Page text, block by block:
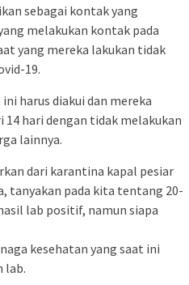
sebagai kontak yang
melakukan kontak pada
yang mereka lakukan tidak
19.
harus diakui dan mereka
hari dengan tidak melakukan
lainnya.
dari karantina kapal pesiar
tanyakan pada kita tentang 20-
lab positif, namun siapa
kesehatan yang saat ini
lab.